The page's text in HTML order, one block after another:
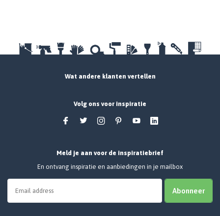
Wat andere klanten vertellen
Volg ons voor inspiratie
Meld je aan voor de inspiratiebrief
En ontvang inspiratie en aanbiedingen in je mailbox
Abonneer